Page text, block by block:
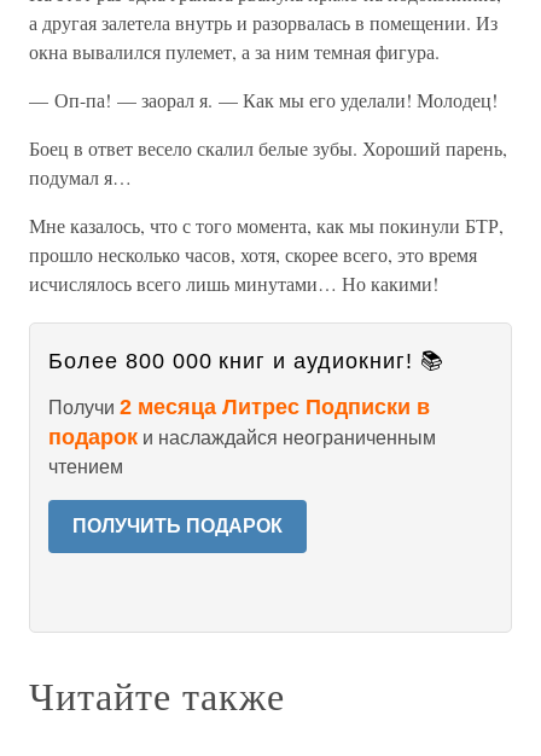
а другая залетела внутрь и разорвалась в помещении. Из
окна вывалился пулемет, а за ним темная фигура.
— Оп-па! — заорал я. — Как мы его уделали! Молодец!
Боец в ответ весело скалил белые зубы. Хороший парень,
подумал я…
Мне казалось, что с того момента, как мы покинули БТР,
прошло несколько часов, хотя, скорее всего, это время
исчислялось всего лишь минутами… Но какими!
Более 800 000 книг и аудиокниг! 📚
Получи 2 месяца Литрес Подписки в
подарок и наслаждайся неограниченным
чтением
ПОЛУЧИТЬ ПОДАРОК
Читайте также